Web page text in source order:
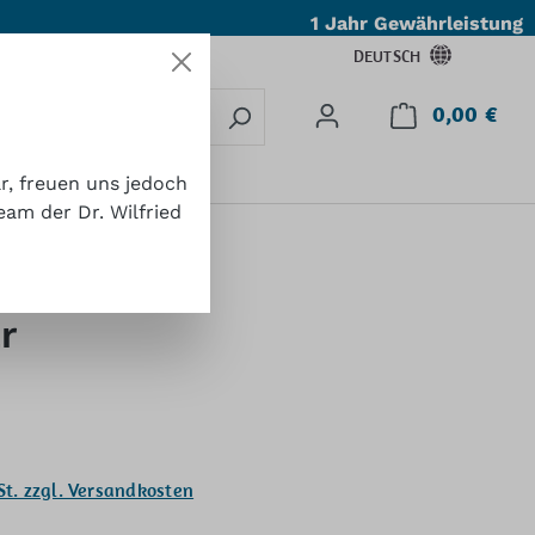
1 Jahr Gewährleistung
DEUTSCH
0,00 €
zzgl. Versandkosten
freuen uns jedoch
der Dr. Wilfried